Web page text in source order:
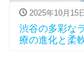
2025年10月15
渋谷の多彩な
療の進化と柔